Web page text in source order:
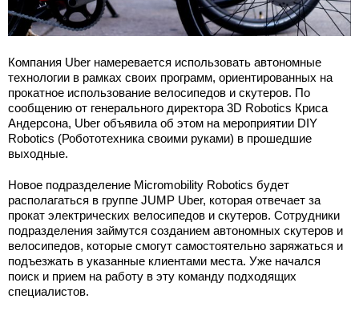
Компания Uber намеревается использовать автономные
технологии в рамках своих программ, ориентированных на
прокатное использование велосипедов и скутеров. По
сообщению от генерального директора 3D Robotics Криса
Андерсона, Uber объявила об этом на мероприятии DIY
Robotics (Робототехника своими руками) в прошедшие
выходные.
Новое подразделение Micromobility Robotics будет
располагаться в группе JUMP Uber, которая отвечает за
прокат электрических велосипедов и скутеров. Сотрудники
подразделения займутся созданием автономных скутеров и
велосипедов, которые смогут самостоятельно заряжаться и
подъезжать в указанные клиентами места. Уже начался
поиск и прием на работу в эту команду подходящих
специалистов.